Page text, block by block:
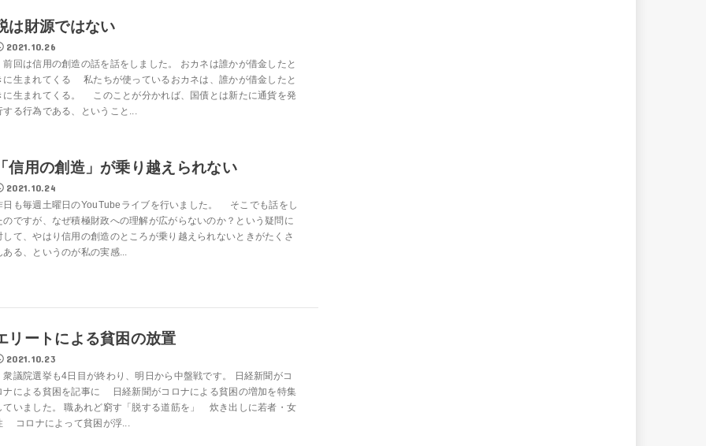
は財源ではない
2021.10.26
回は信用の創造の話を話をしました。 おカネは誰かが借金したと
に生まれてくる 私たちが使っているおカネは、誰かが借金したと
に生まれてくる。 このことが分かれば、国債とは新たに通貨を発
する行為である、ということ...
信用の創造」が乗り越えられない
2021.10.24
日も毎週土曜日のYouTubeライブを行いました。 そこでも話をし
のですが、なぜ積極財政への理解が広がらないのか？という疑問に
して、やはり信用の創造のところが乗り越えられないときがたくさ
ある、というのが私の実感...
リートによる貧困の放置
2021.10.23
議院選挙も4日目が終わり、明日から中盤戦です。 日経新聞がコ
ナによる貧困を記事に 日経新聞がコロナによる貧困の増加を特集
ていました。 職あれど窮す「脱する道筋を」 炊き出しに若者・女
コロナによって貧困が浮...